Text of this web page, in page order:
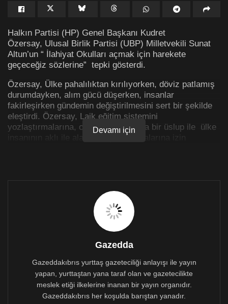
Halkın Partisi (HP) Genel Başkanı Kudret
Özersay, Ulusal Birlik Partisi (UBP) Milletvekili Sunat
Altun’un “ İlahiyat Okulları açmak için harekete
geçeceğiz sözlerine” tepki gösterdi.
Özersay, Ülke pahalılıktan kırılıyorken, döviz patlamış
durumdayken, alım gücü düşerken, insanlar
fakirleşirken gündemin değiştirilmesini sert bir şekilde
eleştirdi. Özersay, Laik eğitim sistemini
yozlaştırmalarına, orta çağdan kalma bir üslup ile ülke
insanının aklı ile alay etmeye kalkmalarına izin
düşüyorsa, insanlar fakirleşiyorsa; GÜNDEMİ
DEĞİŞTİRMEK lazım değil mi? O zaman hemen patlat
BAYRAK istismarı (‘eller kırılır’, ‘aman pardon öyle
MİLLİYETÇİLİK istismarı (“Milliyetçi değil
vatanperverim’, aman pardon öyle demedim aslında “bir
tamam milliyetçiyim tabi, hiç olur mu milliyetçi
değilim!”);
Devamı için
Gazedda
Gazeddakıbrıs yurttaş gazeteciliği anlayışı ile yayın
yapan, yurttaştan yana taraf olan ve gazetecilikte
meslek etiği ilkelerine inanan bir yayın organıdır.
Gazeddakıbrıs her koşulda barıştan yanadır.